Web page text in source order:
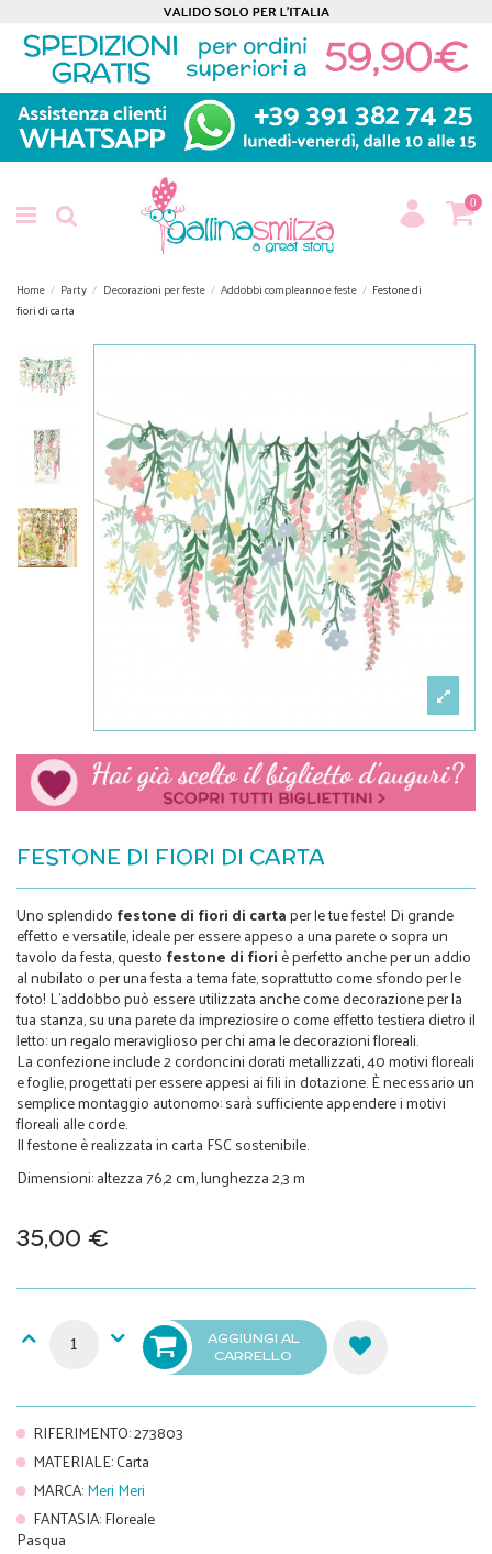
0
Home Party Decorazioni per feste Addobbi compleanno e feste
Festone di
fiori di carta
FESTONE DI FIORI DI CARTA
Uno splendido festone di fiori di cartaper le tue feste! Di grande
effetto e versatile, ideale per essere appeso a una parete o sopra un
tavolo da festa, questo festone di fioriè perfetto anche per un addio
al nubilato o per una festa a tema fate, soprattutto come sfondo per le
foto! L'addobbo può essere utilizzata anche come decorazione per la
tua stanza, su una parete da impreziosire o come effetto testiera dietro il
letto: un regalo meraviglioso per chi ama le decorazioni floreali.
La confezione include 2 cordoncini dorati metallizzati, 40 motivi floreali
e foglie, progettati per essere appesi ai fili in dotazione. È necessario un
semplice montaggio autonomo: sarà sufficiente appendere i motivi
floreali alle corde.
Il festone è realizzata in carta FSC sostenibile.
Dimensioni: altezza 76,2 cm, lunghezza 2,3 m
35,00 €
AGGIUNGI AL
CARRELLO
RIFERIMENTO:273803
MATERIALE:Carta
MARCA:Meri Meri
FANTASIA:Floreale
Pasqua